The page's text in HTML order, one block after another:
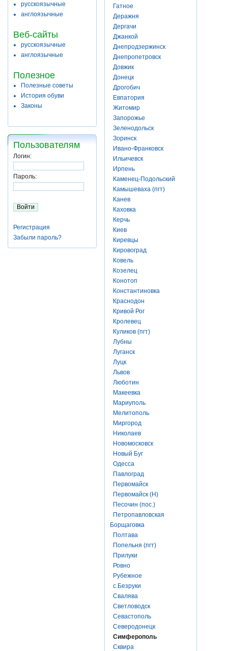
русскоязычные
англоязычные
Веб-сайты
русскоязычные
англоязычные
Полезное
Полезные советы
История обуви
Законы
Пользователям
Логин:
Пароль:
Регистрация
Забыли пароль?
Гатное
Деражня
Дергачи
Джанкой
Днепродзержинск
Днепропетровск
Довжик
Донецк
Дрогобич
Евпатория
Житомир
Запорожье
Зеленодольск
Зоринск
Ивано-Франковск
Ильичевск
Ирпень
Каменец-Подольский
Камышеваха (пгт)
Канев
Каховка
Керчь
Киев
Киревцы
Кировоград
Ковель
Козелец
Конотоп
Константиновка
Краснодон
Кривой Рог
Кролевец
Куликов (пгт)
Лубны
Луганск
Луцк
Львов
Люботин
Макеевка
Мариуполь
Мелитополь
Миргород
Николаев
Новомосковск
Новый Буг
Одесса
Павлоград
Первомайск
Первомайск (Н)
Песочин (пос.)
Петропавловская
Борщаговка
Полтава
Попельня (пгт)
Прилуки
Ровно
Рубежное
с.Безруки
Свалява
Светловодск
Севастополь
Северодонецк
Симферополь
Сквира